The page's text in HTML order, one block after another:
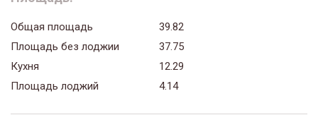
Общая площадь
39.82
Площадь без лоджии
37.75
Кухня
12.29
Площадь лоджий
4.14